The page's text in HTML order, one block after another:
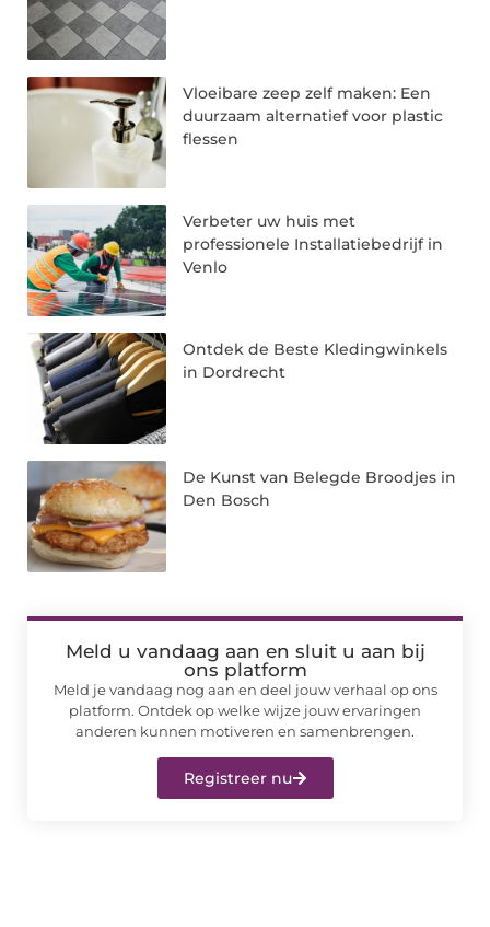
Vloeibare zeep zelf maken: Een
duurzaam alternatief voor plastic
flessen
Verbeter uw huis met
professionele Installatiebedrijf in
Venlo
Ontdek de Beste Kledingwinkels
in Dordrecht
De Kunst van Belegde Broodjes in
Den Bosch
Meld u vandaag aan en sluit u aan bij
ons platform
Meld je vandaag nog aan en deel jouw verhaal op ons
platform. Ontdek op welke wijze jouw ervaringen
anderen kunnen motiveren en samenbrengen.
Registreer nu